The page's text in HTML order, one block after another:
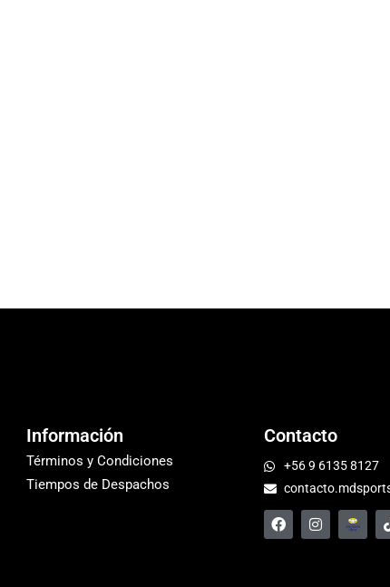
Información
Términos y Condiciones
Tiempos de Despachos
Contacto
+56 9 6135 8127